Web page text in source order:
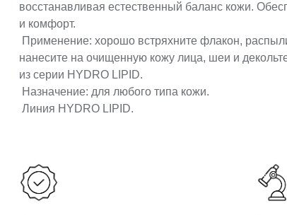
восстанавливая естественный баланс кожи.
и комфорт.
Применение: хорошо встряхните флакон,
нанесите на очищенную кожу лица, шеи и
из серии HYDRO LIPID.
Назначение: для любого типа кожи.
Линия HYDRO LIPID.